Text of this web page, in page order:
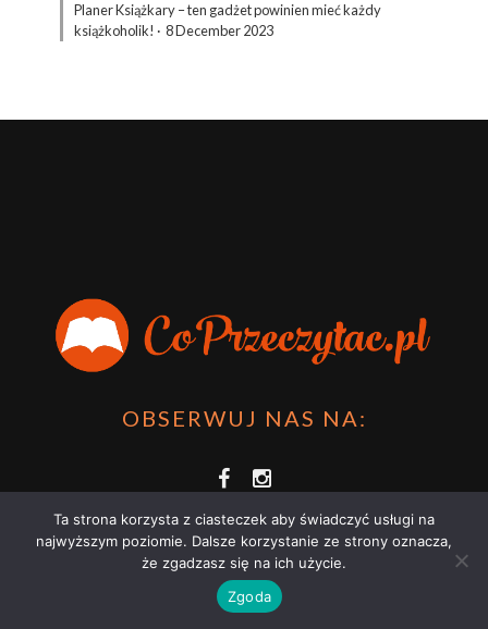
Planer Książkary – ten gadżet powinien mieć każdy
książkoholik! · 8 December 2023
OBSERWUJ NAS NA:
Ta strona korzysta z ciasteczek aby świadczyć usługi na
najwyższym poziomie. Dalsze korzystanie ze strony oznacza,
że zgadzasz się na ich użycie.
Zgoda